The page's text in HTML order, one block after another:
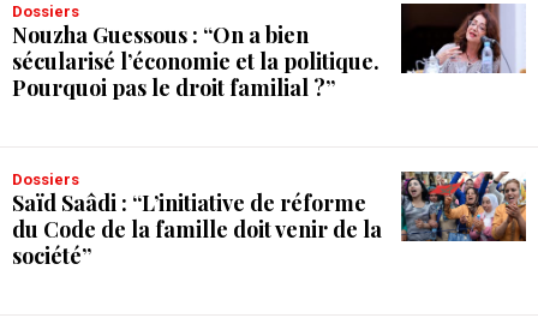
Dossiers
Nouzha Guessous : “On a bien
sécularisé l’économie et la politique.
Pourquoi pas le droit familial ?”
Dossiers
Saïd Saâdi : “L’initiative de réforme
du Code de la famille doit venir de la
société”